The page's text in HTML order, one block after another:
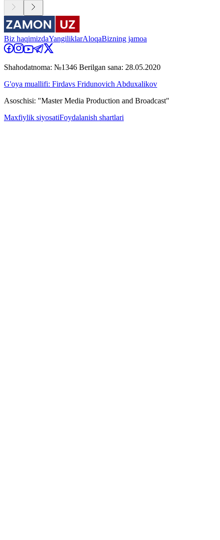
Biz haqimizdaYangiliklarAloqaBizning jamoa
Shahodatnoma: №1346 Berilgan sana: 28.05.2020
G'oya muallifi: Firdavs Fridunovich Abduxalikov
Asoschisi: "Master Media Production and Broadcast"
Maxfiylik siyosatiFoydalanish shartlari